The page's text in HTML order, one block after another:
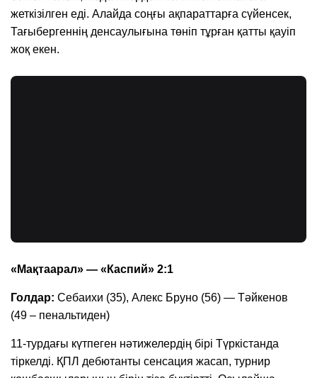
жеткізілген еді. Алайда соңғы ақпараттарға сүйенсек,
Тағыбергеннің денсаулығына төніп тұрған қатты қауіп
жоқ екен.
«Мақтаарал» — «Каспий» 2:1
Голдар: Себаихи (35), Алекс Бруно (56) — Тәйкенов
(49 – пенальтиден)
11-турдағы күтпеген нәтижелердің бірі Түркістанда
тіркелді. ҚПЛ дебютанты сенсация жасап, турнир